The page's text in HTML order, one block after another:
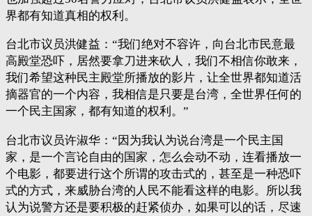
界都有知道真相的权利。
台北市议员洪健益：“我们绝对不容许，向台北市民意最
高殿堂恐吓，居然要拿刀进来砍人，我们不相信你敢来，
我们希望这种民主殿堂所播放的影片，让全世界都知道活
摘器官的一个内容，我相信是只要是台湾，全世界任何的
一个民主国家，都有知道的权利。”
台北市议员许淑华：“因为我认为说台湾是一个民主国
家，是一个言论自由的国家，怎么会动不动，连看播放一
个电影，都要进行这个所谓的攻击式的，甚至是一种恐吓
式的方式，来威胁台湾的人民不能看这样的电影。所以我
认为说警方还是要积极的赶紧侦办，如果可以的话，尽速